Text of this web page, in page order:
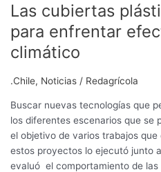
Las cubiertas
para enfrentar
climático
.Chile, Noticias / Redagrícola
Buscar nuevas tecnologías que
los diferentes escenarios que se
el objetivo de varios trabajos
estos proyectos lo ejecutó junto
evaluó el comportamiento de